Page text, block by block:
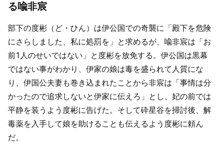
る喩非宸
部下の度彬（ど・ひん）は伊公国での奇襲に「殿下を危険
にさらしました、私に処罰を」と求めるが、喩非宸は「お
前1人のせいではない」と度彬を放免する。伊公国は黒幕
ではない事がわかり、伊家の娘は毒を盛られて人質にな
り、伊国公夫妻も巻き込まれたことから非宸は「事情は分
かったので追求しないと伊家に伝えろ」とし、妃の前では
平静を装うよう度彬に告げた。そして砕星谷を掃討後、解
毒薬を入手して娘を助けることも伝えるよう度彬に頼ん
だ。